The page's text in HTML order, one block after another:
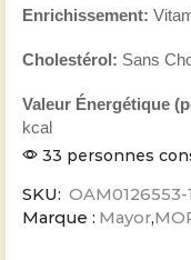
Enrichissement:
Cholestérol: Sans
Valeur Énergétique
kcal
33 personnes
SKU: OAM0126553-
Marque : Mayor,